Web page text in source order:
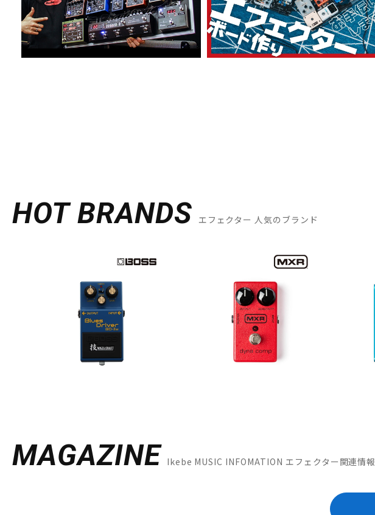
HOT BRANDS エフェクター 人気のブランド
MAGAZINE Ikebe MUSIC INFOMATION エフェクター関連情報